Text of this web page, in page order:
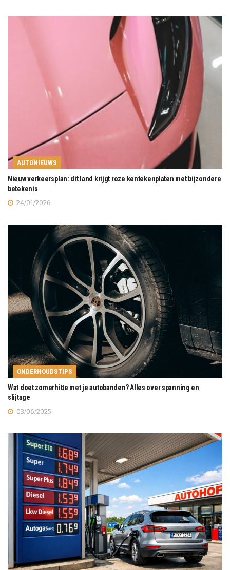
AUTONIEUWS
Nieuw verkeersplan: dit land krijgt roze kentekenplaten met bijzondere
betekenis
24/01/2026
ONDERHOUDSTIPS
Wat doet zomerhitte met je autobanden? Alles over spanning en
slijtage
03/06/2025